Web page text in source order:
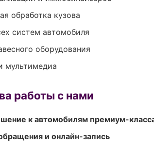
обработка кузова
систем автомобиля
оборудования
мультимедиа
работы с нами
к автомобилям премиум-
и онлайн-запись